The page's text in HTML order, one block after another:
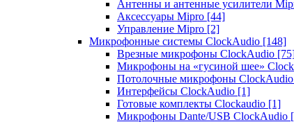
Антенны и антенные усилители
Аксессуары Mipro [44]
Управление Mipro [2]
Микрофонные системы ClockAudio [148]
Врезные микрофоны ClockAudio
Микрофоны на «гусиной шее»
Потолочные микрофоны ClockAudio
Интерфейсы ClockAudio [1]
Готовые комплекты Clockaudio [1]
Микрофоны Dante/USB ClockAudio